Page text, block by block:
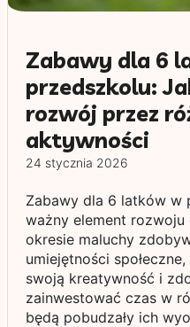
Zabawy dla 6
przedszkolu:
rozwój przez
aktywności
24 stycznia 2026
Zabawy dla 6 latków w
ważny element
okresie maluchy
umiejętności
swoją kreatywność i
zainwestować czas w
będą pobudzały ich